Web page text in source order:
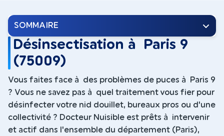
SOMMAIRE
Désinsectisation à Paris 9
(75009)
Vous faites face à des problèmes de puces à Paris 9
? Vous ne savez pas à quel traitement vous fier pour
désinfecter votre nid douillet, bureaux pros ou d'une
collectivité ? Docteur Nuisible est prêts à intervenir
et actif dans l'ensemble du département (Paris),